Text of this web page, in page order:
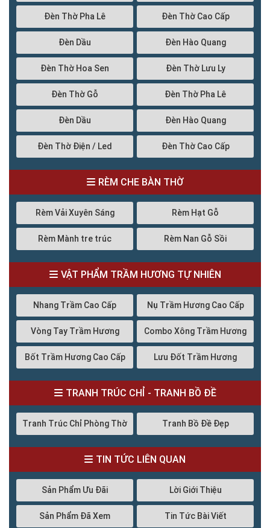
Đèn Thờ Pha Lê Đèn Thờ Cao Cấp
Đèn Dầu Đèn Hào Quang
Đèn Thờ Hoa Sen Đèn Thờ Lưu Ly
Đèn Thờ Gỗ Đèn Thờ Pha Lê
Đèn Dầu Đèn Hào Quang
Đèn Thờ Điện / Led Đèn Thờ Cao Cấp
RÈM CHE BÀN THỜ
Rèm Vải Xuyên Sáng Rèm Hạt Gỗ
Rèm Mành tre trúc Rèm Nan Gỗ Sồi
VẬT PHẨM TRẦM HƯƠNG TỰ NHIÊN
Nhang Trầm Cao Cấp Nụ Trầm Hương Cao Cấp
Vòng Tay Trầm Hương Combo Xông Trầm Hương
Bốt Trầm Hương Cao Cấp Lưu Đốt Trầm Hương
TRANH TRÚC CHỈ - TRANH BỒ ĐỀ
Tranh Trúc Chỉ Phòng Thờ Tranh Bồ Đề Đẹp
TIN TỨC LIÊN QUAN
Sản Phẩm Ưu Đãi Lời Giới Thiệu
Sản Phẩm Đã Xem Tin Tức Bài Viết